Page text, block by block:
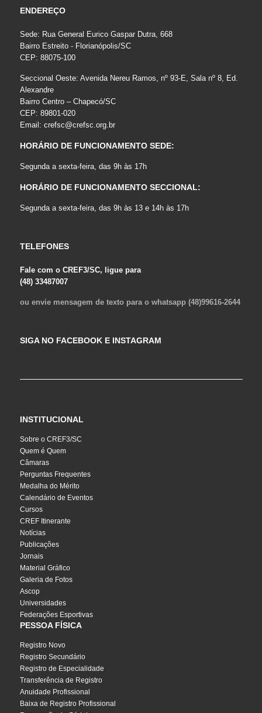
ENDEREÇO
Sede: Rua General Eurico Gaspar Dutra, 668
Bairro Estreito - Florianópolis/SC
CEP: 88075-100
Seccional Oeste: Avenida Nereu Ramos, nº 93-E, Sala nº 8, Ed.
Alexandre
Bairro Centro – Chapecó/SC
CEP: 89801-020
Email: crefsc@crefsc.org.br
HORÁRIO DE FUNCIONAMENTO SEDE:
Segunda a sexta-feira, das 9h às 17h
HORÁRIO DE FUNCIONAMENTO SECCIONAL:
Segunda a sexta-feira, das 9h às 13 e 14h às 17h
TELEFONES
Fale com o CREF3/SC, ligue para
(48) 33487007
ou envie mensagem de texto para o whatsapp (48)99616-2644
SIGA NO FACEBOOK E INSTAGRAM
INSTITUCIONAL
Sobre o CREF3/SC
Quem é Quem
Câmaras
Perguntas Frequentes
Medalha do Mérito
Calendário de Eventos
Cursos
CREF Itinerante
Notícias
Publicações
Jornais
Material Gráfico
Galeria de Fotos
Ascop
Universidades
Federações Esportivas
PESSOA FÍSICA
Registro Novo
Registro Secundário
Registro de Especialidade
Transferência de Registro
Anuidade Profissional
Baixa de Registro Profissional